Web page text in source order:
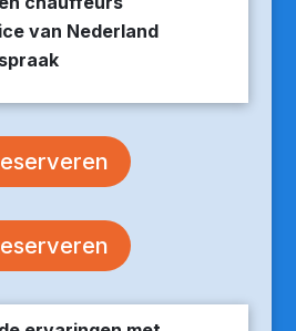
van Nederland